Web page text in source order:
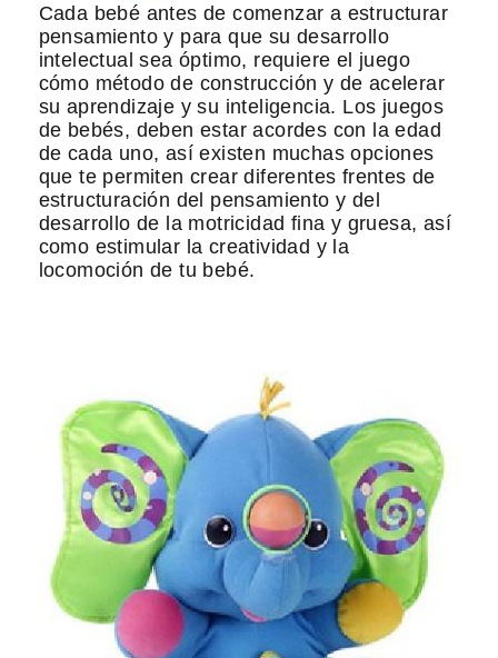
Cada bebé antes de comenzar a estructurar
pensamiento y para que su desarrollo
intelectual sea óptimo, requiere el juego
cómo método de construcción y de acelerar
su aprendizaje y su inteligencia. Los juegos
de bebés, deben estar acordes con la edad
de cada uno, así existen muchas opciones
que te permiten crear diferentes frentes de
estructuración del pensamiento y del
desarrollo de la motricidad fina y gruesa, así
como estimular la creatividad y la
locomoción de tu bebé.